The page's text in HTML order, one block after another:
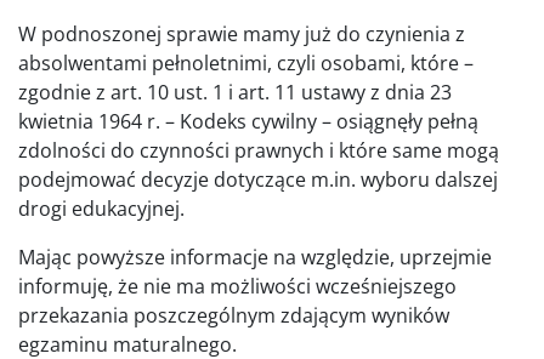
W podnoszonej sprawie mamy już do czynienia z
absolwentami pełnoletnimi, czyli osobami, które –
zgodnie z art. 10 ust. 1 i art. 11 ustawy z dnia 23
kwietnia 1964 r. – Kodeks cywilny – osiągnęły pełną
zdolności do czynności prawnych i które same mogą
podejmować decyzje dotyczące m.in. wyboru dalszej
drogi edukacyjnej.
Mając powyższe informacje na względzie, uprzejmie
informuję, że nie ma możliwości wcześniejszego
przekazania poszczególnym zdającym wyników
egzaminu maturalnego.